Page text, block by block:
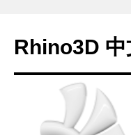
Rhino3D 中